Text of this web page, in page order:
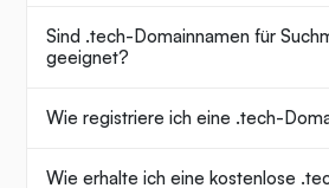
Sind .tech-Domainnamen für
geeignet?
Wie registriere ich eine .tech-
Wie erhalte ich eine kostenlose